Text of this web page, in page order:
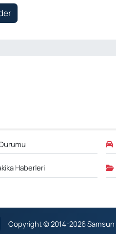
Haberleri
Copyright © 2014-2026 Samsun